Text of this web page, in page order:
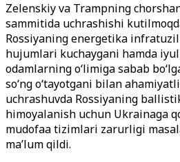
Zelenskiy va Trampning
sammitida uchrashishi
Rossiyaning energetika
hujumlari kuchaygani hamda iyul
odamlarning o‘limiga sabab
so‘ng o‘tayotgani bilan
uchrashuvda Rossiyaning
himoyalanish uchun Ukrainaga
mudofaa tizimlari zarurligi
ma’lum qildi.